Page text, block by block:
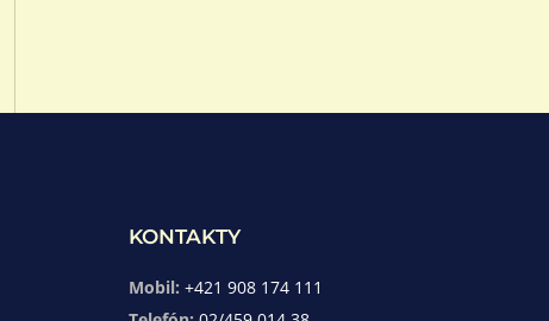
KONTAKTY
Mobil: +421 908 174 111